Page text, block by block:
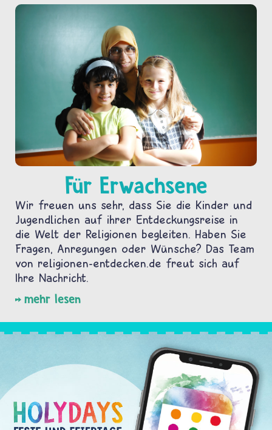
Für Erwachsene
Wir freuen uns sehr, dass Sie die Kinder und
Jugendlichen auf ihrer Entdeckungsreise in
die Welt der Religionen begleiten. Haben Sie
Fragen, Anregungen oder Wünsche? Das Team
von religionen-entdecken.de freut sich auf
Ihre Nachricht.
mehr lesen